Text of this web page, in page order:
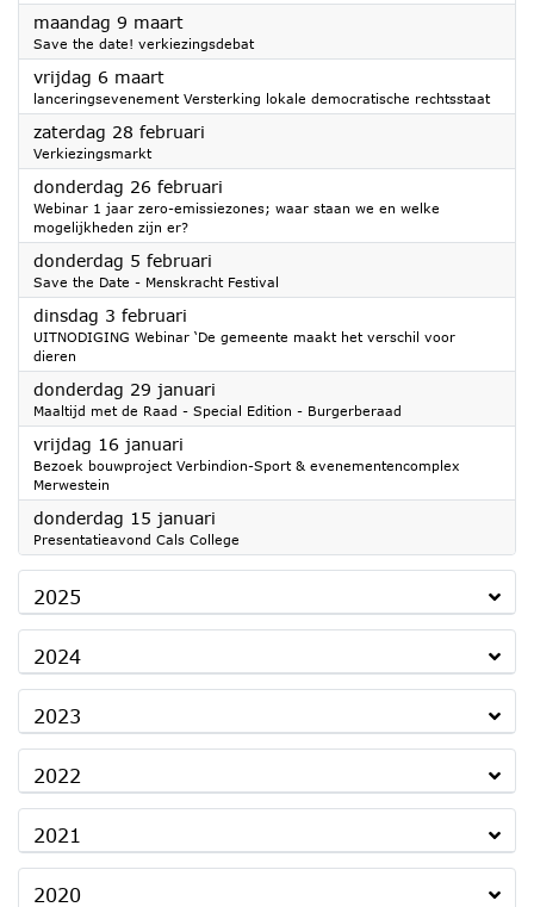
maandag 9 maart2026
Save the date! verkiezingsdebat
vrijdag 6 maart2026
lanceringsevenement Versterking lokale democratische rechtsstaat
zaterdag 28 februari
Verkiezingsmarkt
donderdag 26 februari
Webinar 1 jaar zero-emissiezones; waar staan we en welke
mogelijkheden zijn er?
donderdag 5 februari
Save the Date - Menskracht Festival
dinsdag 3 februari
UITNODIGING Webinar ‘De gemeente maakt het verschil voor
dieren
donderdag 29 januari
Maaltijd met de Raad - Special Edition - Burgerberaad
vrijdag 16 januari
Bezoek bouwproject Verbindion-Sport & evenementencomplex
Merwestein
donderdag 15 januari
Presentatieavond Cals College
2025
2024
2023
2022
2021
2020